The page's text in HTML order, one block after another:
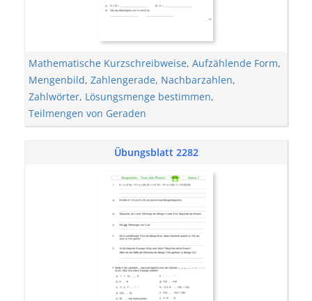
Mathematische Kurzschreibweise, Aufzählende Form,
Mengenbild, Zahlengerade, Nachbarzahlen,
Zahlwörter, Lösungsmenge bestimmen,
Teilmengen von Geraden
Übungsblatt 2282